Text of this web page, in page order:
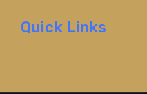
Quick Links